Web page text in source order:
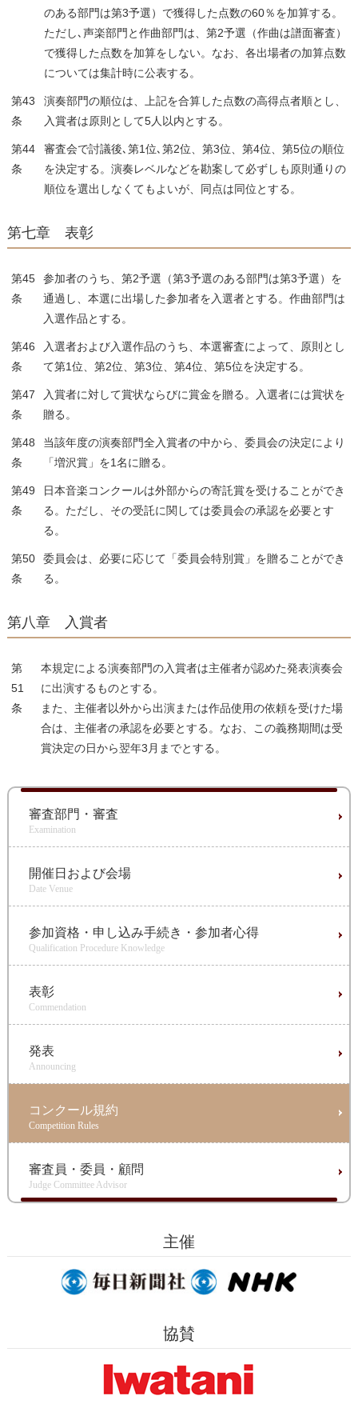
のある部門は第3予選）で獲得した点数の60％を加算する。
ただし､声楽部門と作曲部門は、第2予選（作曲は譜面審査）
で獲得した点数を加算をしない。なお、各出場者の加算点数
については集計時に公表する。
第43
条
演奏部門の順位は、上記を合算した点数の高得点者順とし、
入賞者は原則として5人以内とする。
第44
条
審査会で討議後､第1位､第2位、第3位、第4位、第5位の順位
を決定する。演奏レベルなどを勘案して必ずしも原則通りの
順位を選出しなくてもよいが、同点は同位とする。
第七章 表彰
第45
条
参加者のうち、第2予選（第3予選のある部門は第3予選）を
通過し、本選に出場した参加者を入選者とする。作曲部門は
入選作品とする。
第46
条
入選者および入選作品のうち、本選審査によって、原則とし
て第1位、第2位、第3位、第4位、第5位を決定する。
第47
条
入賞者に対して賞状ならびに賞金を贈る。入選者には賞状を
贈る。
第48
条
当該年度の演奏部門全入賞者の中から、委員会の決定により
「増沢賞」を1名に贈る。
第49
条
日本音楽コンクールは外部からの寄託賞を受けることができ
る。ただし、その受託に関しては委員会の承認を必要とす
る。
第50
条
委員会は、必要に応じて「委員会特別賞」を贈ることができ
る。
第八章 入賞者
第
51
条
本規定による演奏部門の入賞者は主催者が認めた発表演奏会
に出演するものとする。
また、主催者以外から出演または作品使用の依頼を受けた場
合は、主催者の承認を必要とする。なお、この義務期間は受
賞決定の日から翌年3月までとする。
審査部門・審査
Examination
開催日および会場
Date Venue
参加資格・申し込み手続き・参加者心得
Qualification Procedure Knowledge
表彰
Commendation
発表
Announcing
コンクール規約
Competition Rules
審査員・委員・顧問
Judge Committee Advisor
主催
協賛